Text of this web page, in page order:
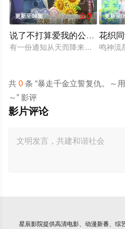
更新至06集 9.0
说了不打算爱我的公爵继承人
有一份通知从天而降来到没落贵
更新至
花织
鸣神流
共 0条 “暴走千金立誓复仇。～
～” 影评
影片评论
星辰影院提供高清电影、动漫新番、综